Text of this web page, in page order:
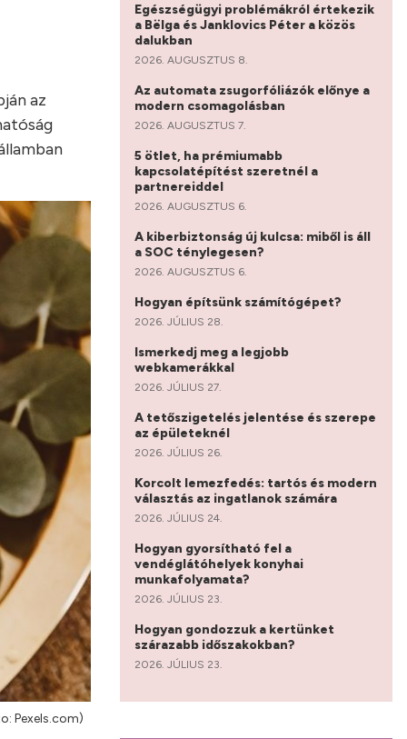
az
Pexels.com)
Egészségügyi problémákról értekezik
a Bëlga és Janklovics Péter a közös
dalukban
2026. AUGUSZTUS 8.
Az automata zsugorfóliázók előnye a
modern csomagolásban
2026. AUGUSZTUS 7.
5 ötlet, ha prémiumabb
kapcsolatépítést szeretnél a
partnereiddel
2026. AUGUSZTUS 6.
A kiberbiztonság új kulcsa: miből is áll
a SOC ténylegesen?
2026. AUGUSZTUS 6.
Hogyan építsünk számítógépet?
2026. JÚLIUS 28.
Ismerkedj meg a legjobb
webkamerákkal
2026. JÚLIUS 27.
A tetőszigetelés jelentése és szerepe
az épületeknél
2026. JÚLIUS 26.
Korcolt lemezfedés: tartós és modern
választás az ingatlanok számára
2026. JÚLIUS 24.
Hogyan gyorsítható fel a
vendéglátóhelyek konyhai
munkafolyamata?
2026. JÚLIUS 23.
Hogyan gondozzuk a kertünket
szárazabb időszakokban?
2026. JÚLIUS 23.